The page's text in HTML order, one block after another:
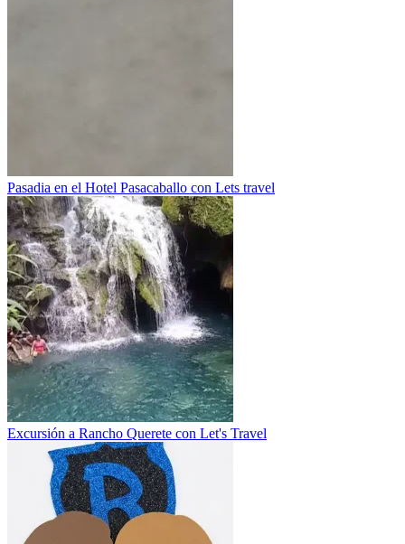
Pasadia en el Hotel Pasacaballo con Lets travel
Excursión a Rancho Querete con Let's Travel